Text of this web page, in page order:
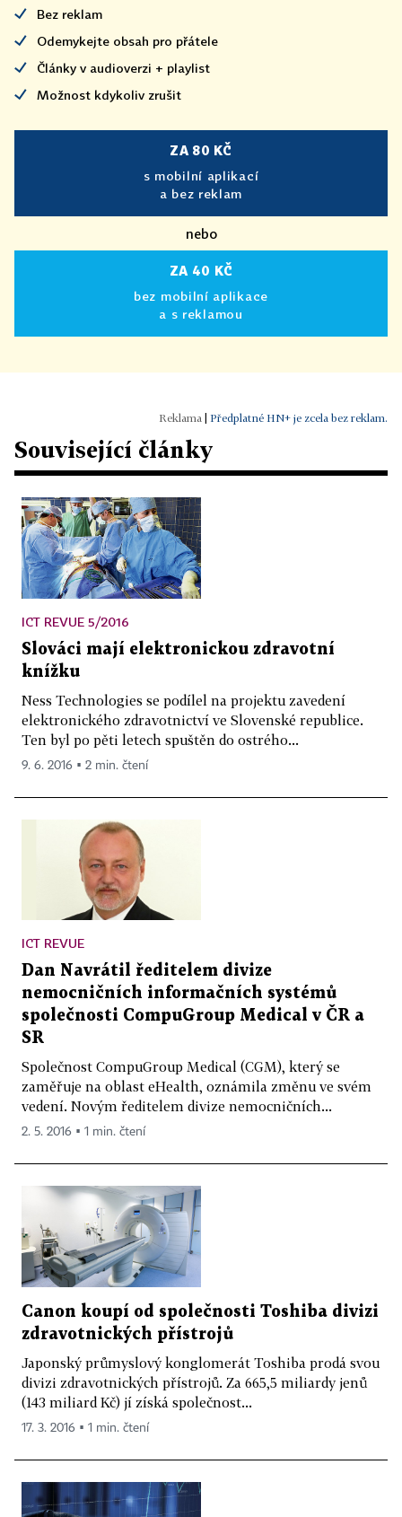
Bez reklam
Odemykejte obsah pro přátele
Články v audioverzi + playlist
Možnost kdykoliv zrušit
ZA 80 KČ
s mobilní aplikací
a bez reklam
nebo
ZA 40 KČ
bez mobilní aplikace
a s reklamou
Předplatné HN+ je zcela bez reklam.
Související články
ICT REVUE 5/2016
Slováci mají elektronickou zdravotní
knížku
Ness Technologies se podílel na projektu zavedení
elektronického zdravotnictví ve Slovenské republice.
Ten byl po pěti letech spuštěn do ostrého...
9. 6. 2016 ▪ 2 min. čtení
ICT REVUE
Dan Navrátil ředitelem divize
nemocničních informačních systémů
společnosti CompuGroup Medical v ČR a
SR
Společnost CompuGroup Medical (CGM), který se
zaměřuje na oblast eHealth, oznámila změnu ve svém
vedení. Novým ředitelem divize nemocničních...
2. 5. 2016 ▪ 1 min. čtení
Canon koupí od společnosti Toshiba divizi
zdravotnických přístrojů
Japonský průmyslový konglomerát Toshiba prodá svou
divizi zdravotnických přístrojů. Za 665,5 miliardy jenů
(143 miliard Kč) jí získá společnost...
17. 3. 2016 ▪ 1 min. čtení